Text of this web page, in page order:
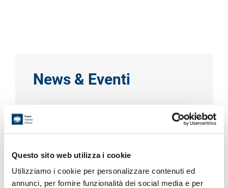
Questo sito web utilizza i cookie
Utilizziamo i cookie per personalizzare contenuti ed
annunci, per fornire funzionalità dei social media e per
News & Eventi
Calendario